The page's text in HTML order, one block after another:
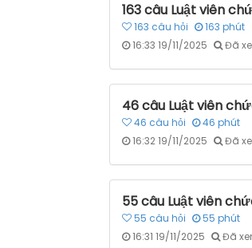
163 câu Luật viên
163 câu hỏi 163 phút
16:33 19/11/2025
Đã
46 câu Luật viên
46 câu hỏi 46 phút
16:32 19/11/2025
Đã
55 câu Luật viên
55 câu hỏi 55 phút
16:31 19/11/2025
Đã